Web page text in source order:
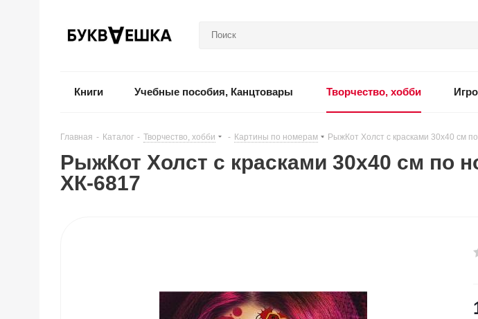
Книги Учебные пособия, Канцтовары Творчество, хобби
Главная - Каталог - Творчество, хобби - Картины по номерам - РыжКот Холст с красками 30х40 см
РыжКот Холст с красками 30х40 см по
ХК-6817